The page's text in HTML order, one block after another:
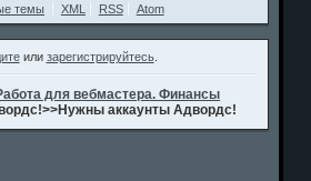
темы XML RSS Atom
или зарегистрируйтесь.
для вебмастера. Финансы
аккаунты Адвордс!